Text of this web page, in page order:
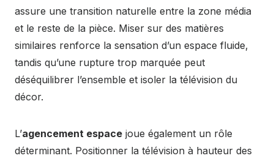
assure une transition naturelle entre la zone média
et le reste de la pièce. Miser sur des matières
similaires renforce la sensation d’un espace fluide,
tandis qu’une rupture trop marquée peut
déséquilibrer l’ensemble et isoler la télévision du
décor.
L’agencement espace joue également un rôle
déterminant. Positionner la télévision à hauteur des